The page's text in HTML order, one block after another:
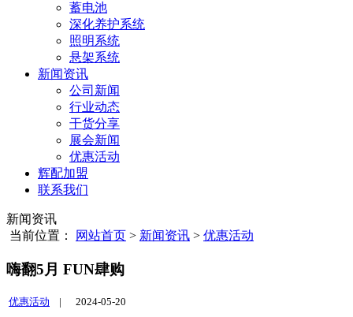
蓄电池
深化养护系统
照明系统
悬架系统
新闻资讯
公司新闻
行业动态
干货分享
展会新闻
优惠活动
辉配加盟
联系我们
新闻资讯
当前位置：
网站首页 > 新闻资讯 > 优惠活动
嗨翻5月 FUN肆购
优惠活动 | 2024-05-20